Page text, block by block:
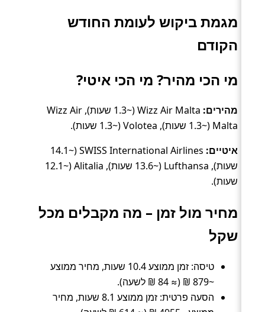
מגמת ביקוש לעומת החודש
הקודם
מי הכי מהיר? מי הכי איטי?
מהירים:
Wizz Air Malta (~1.3 שעות), Wizz Air
Malta (~1.3 שעות), Volotea (~1.3 שעות).
איטיים:
SWISS International Airlines (~14.1
שעות), Lufthansa (~13.6 שעות), Alitalia (~12.1
שעות).
מחיר מול זמן – מה מקבלים מכל
שקל
טיסה: זמן ממוצע 10.4 שעות, מחיר ממוצע
~879 ₪ (≈ 84 ₪ לשעה).
הסעה פרטית: זמן ממוצע 8.1 שעות, מחיר